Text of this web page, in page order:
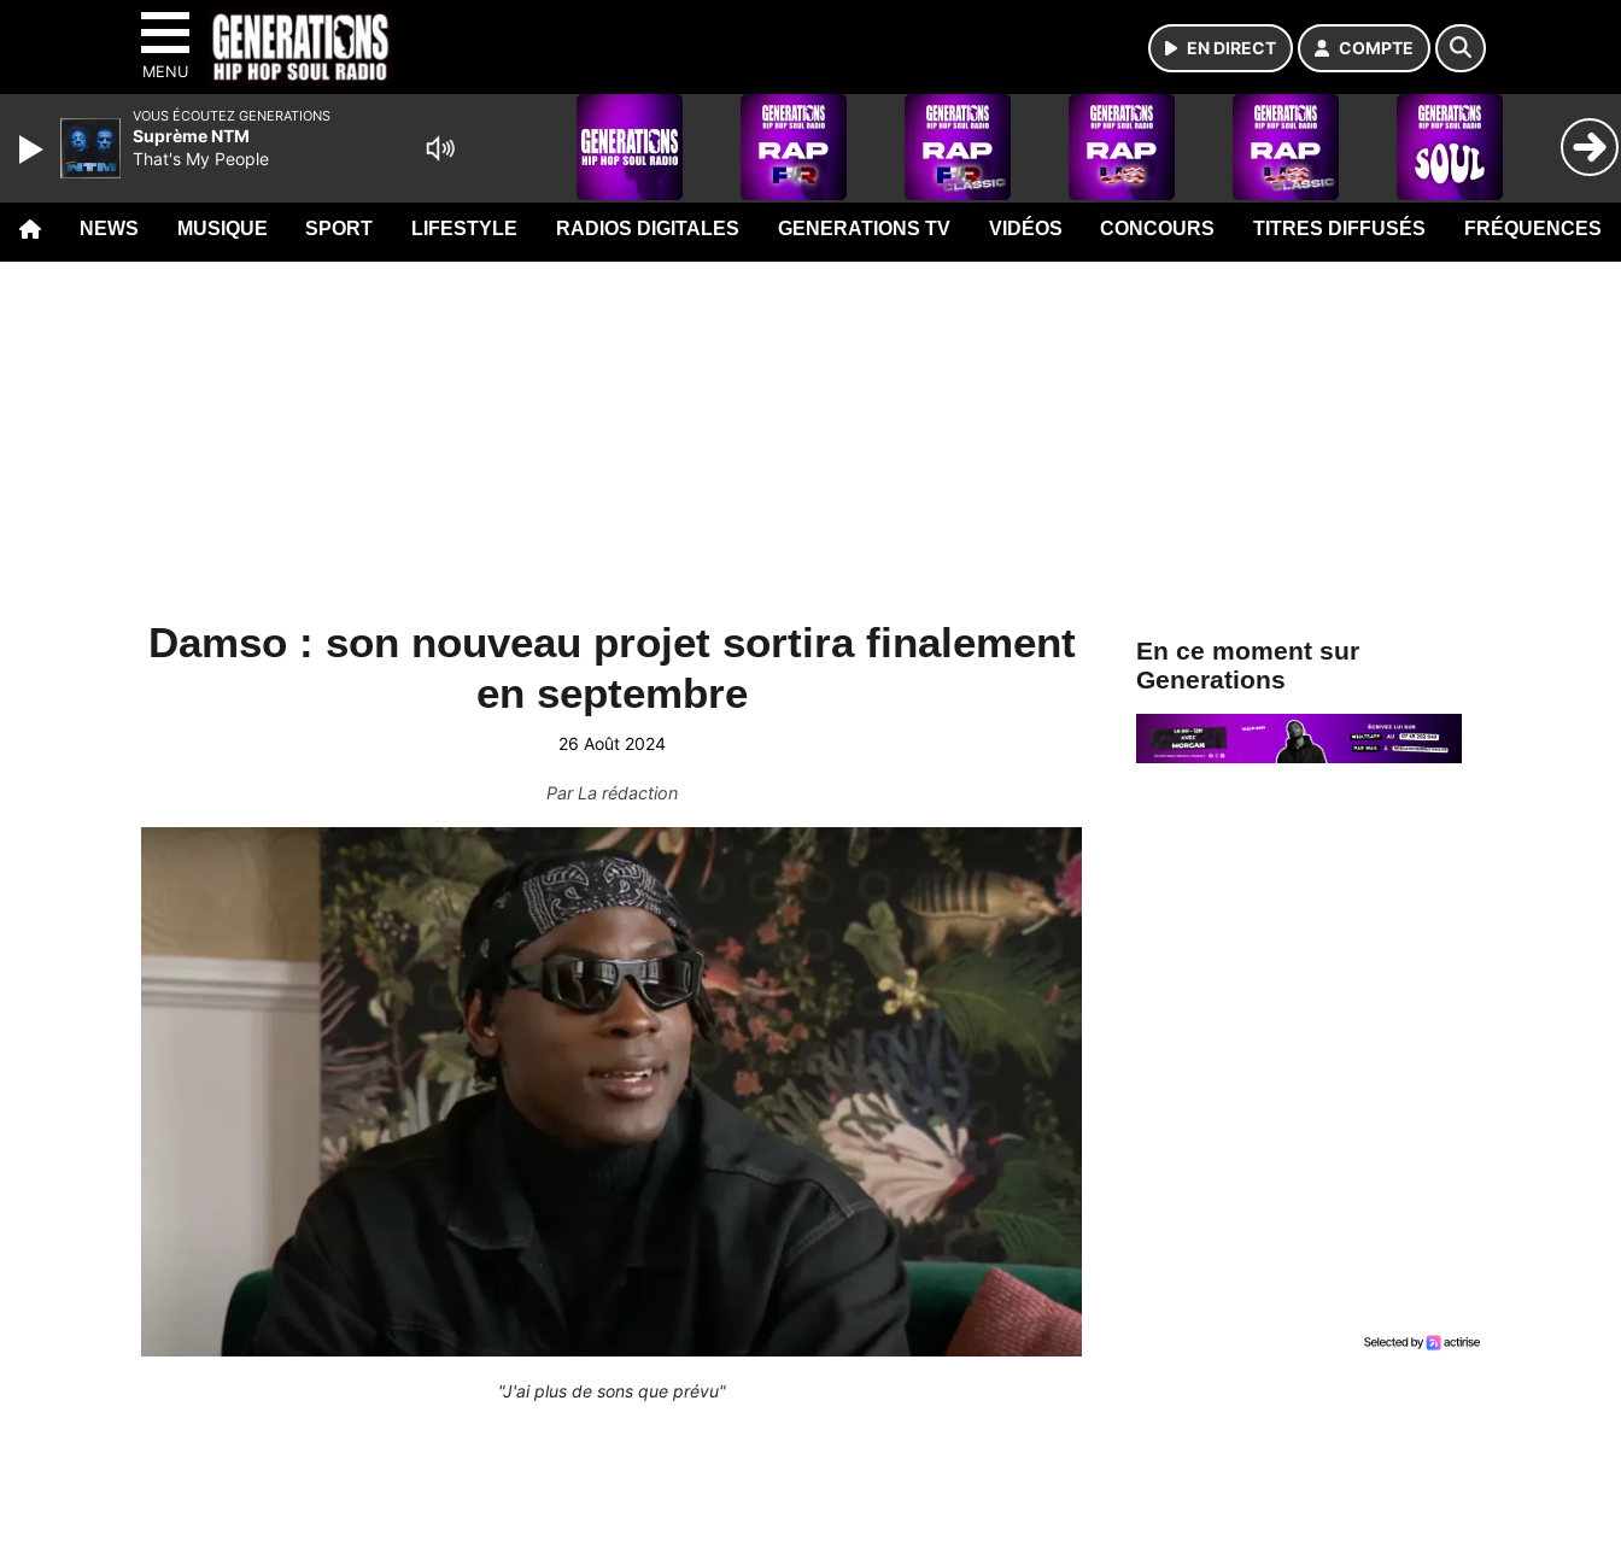
MENU
EN DIRECT COMPTE
NEWS MUSIQUE SPORT LIFESTYLE RADIOS DIGITALES GENERATIONS TV VIDÉOS CONCOURS TITRES DIFFUSÉS FRÉQUENCES
Damso : son nouveau projet sortira finalement
en septembre
26 Août 2024
ParLa rédaction
"J'ai plus de sons que prévu"
En ce moment sur
Generations
VOUS ÉCOUTEZ GENERATIONS
Suprème NTM
That's My People